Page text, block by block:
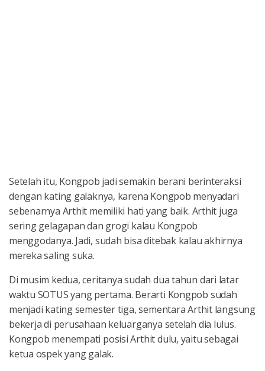
Setelah itu, Kongpob jadi semakin berani berinteraksi
dengan kating galaknya, karena Kongpob menyadari
sebenarnya Arthit memiliki hati yang baik. Arthit juga
sering gelagapan dan grogi kalau Kongpob
menggodanya. Jadi, sudah bisa ditebak kalau akhirnya
mereka saling suka.
Di musim kedua, ceritanya sudah dua tahun dari latar
waktu SOTUS yang pertama. Berarti Kongpob sudah
menjadi kating semester tiga, sementara Arthit langsung
bekerja di perusahaan keluarganya setelah dia lulus.
Kongpob menempati posisi Arthit dulu, yaitu sebagai
ketua ospek yang galak.